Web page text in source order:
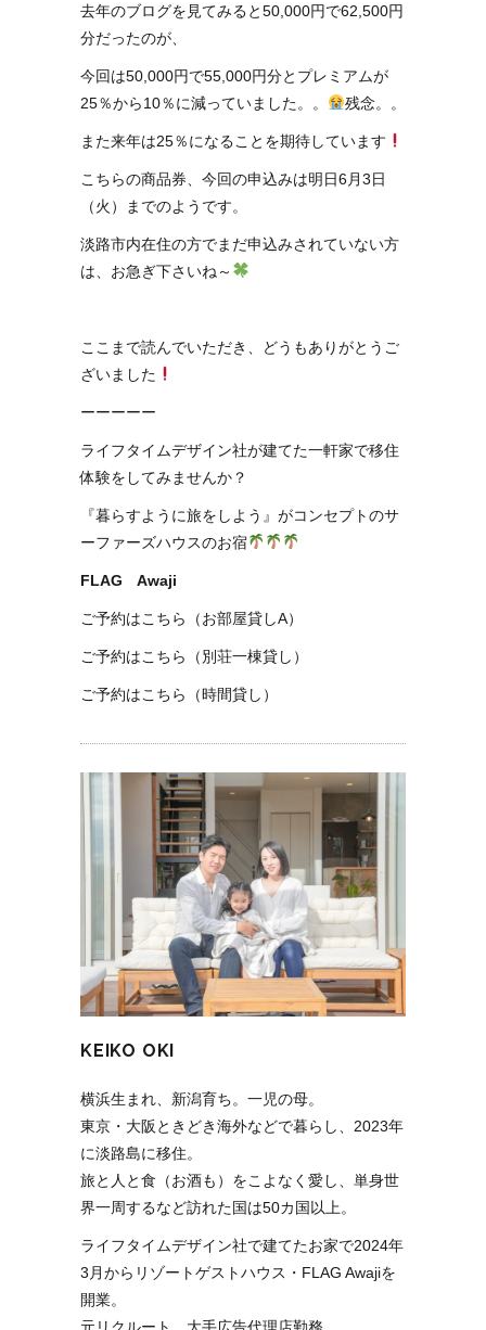
去年のブログを見てみると50,000円で62,500円
分だったのが、
今回は50,000円で55,000円分とプレミアムが
25％から10％に減っていました。。
残念。。
また来年は25％になることを期待しています
こちらの商品券、今回の申込みは明日6月3日
（火）までのようです。
淡路市内在住の方でまだ申込みされていない方
は、お急ぎ下さいね～
ここまで読んでいただき、どうもありがとうご
ざいました
ーーーーー
ライフタイムデザイン社が建てた一軒家で移住
体験をしてみませんか？
『暮らすように旅をしよう』がコンセプトのサ
ーファーズハウスのお宿
FLAG Awaji
ご予約はこちら（お部屋貸しA）
ご予約はこちら（別荘一棟貸し）
ご予約はこちら（時間貸し）
KEIKO OKI
横浜生まれ、新潟育ち。一児の母。
東京・大阪ときどき海外などで暮らし、2023年
に淡路島に移住。
旅と人と食（お酒も）をこよなく愛し、単身世
界一周するなど訪れた国は50カ国以上。
ライフタイムデザイン社で建てたお家で2024年
3月からリゾートゲストハウス・FLAG Awajiを
開業。